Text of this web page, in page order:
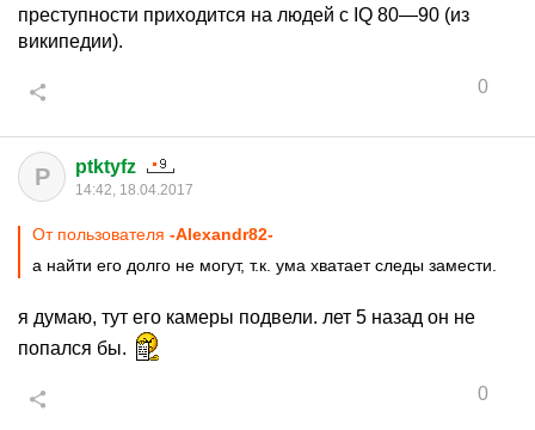
преступности приходится на людей с IQ 80—90 (из
википедии).
0
P ptktyfz
14:42, 18.04.2017
От пользователя -Alexandr82-
а найти его долго не могут, т.к. ума хватает следы замести.
я думаю, тут его камеры подвели. лет 5 назад он не
попался бы.
0